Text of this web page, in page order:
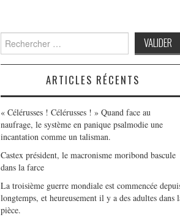
Search
for:
ARTICLES RÉCENTS
« Célérusses ! Célérusses ! » Quand face au
naufrage, le système en panique psalmodie une
incantation comme un talisman.
Castex président, le macronisme moribond bascule
dans la farce
La troisième guerre mondiale est commencée
longtemps, et heureusement il y a des adultes dans
pièce.